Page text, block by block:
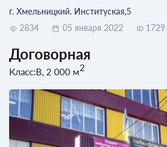
г. Хмельницкий. Институская,5
2834
05 января 2022 ID 1729
Договорная
Класс:B, 2 000 м2